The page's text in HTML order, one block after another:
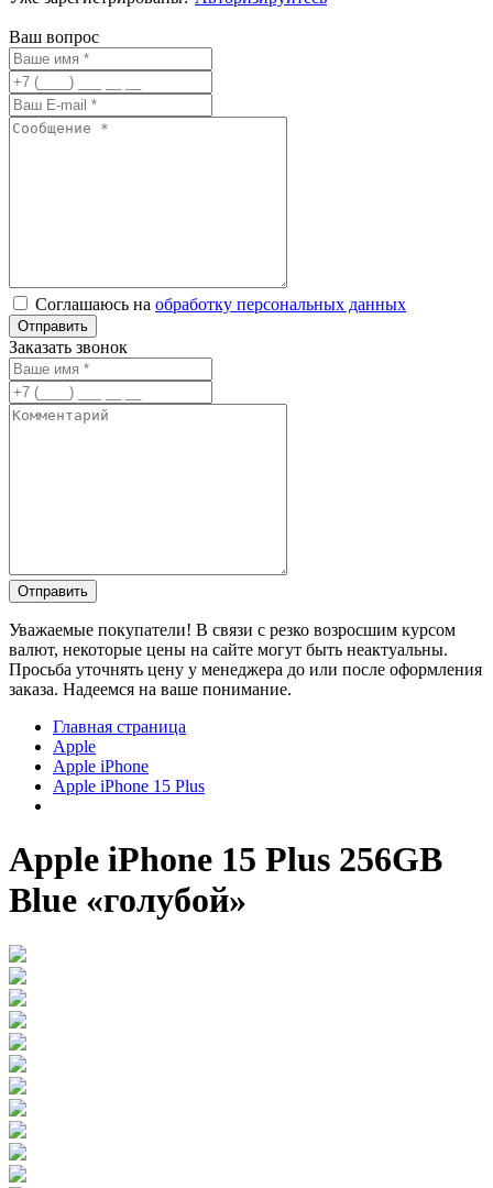
Ваш вопрос
Соглашаюсь на обработку персональных данных
Заказать звонок
Уважаемые покупатели! В связи с резко возросшим курсом
валют, некоторые цены на сайте могут быть неактуальны.
Просьба уточнять цену у менеджера до или после оформления
заказа. Надеемся на ваше понимание.
Главная страница
Apple
Apple iPhone
Apple iPhone 15 Plus
Apple iPhone 15 Plus 256GB
Blue «голубой»